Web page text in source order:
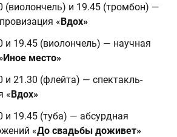
(виолончель) и 19.45 (тромбон) —
«Вдох»
и 19.45 (виолончель) — научная
Иное место»
и 21.30 (флейта) — спектакль-
«Вдох»
и 19.45 (туба) — абсурдная
«До свадьбы доживет»